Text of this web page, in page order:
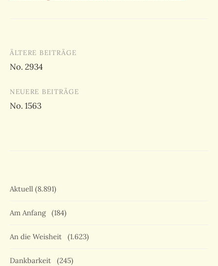
Beitragsnavigation
ÄLTERE BEITRÄGE
No. 2934
NEUERE BEITRÄGE
No. 1563
Aktuell (8.891)
Am Anfang (184)
An die Weisheit (1.623)
Dankbarkeit (245)